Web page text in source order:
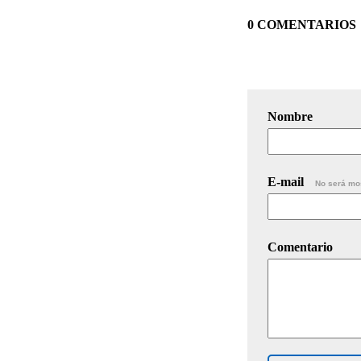
0 COMENTARIOS
Nombre
E-mail No será
Comentario